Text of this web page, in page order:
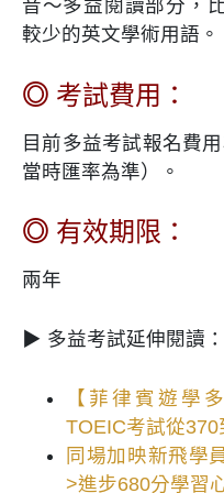
音～多益閱讀部分，
較少的英文學術用語。
◎ 考試費用：
目前多益考試報名費
當時匯率為準）。
◎ 有效期限：
兩年
▶ 多益考試延伸閱讀：
【菲律賓遊學
TOEIC考試從
同場加映新飛學
>進步680分學習